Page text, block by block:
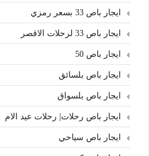
ايجار باص 33 بسعر رمزي
ايجار باص 33 لرحلات الاقصر
ايجار باص 50
ايجار باص بلسائق
ايجار باص بلسواق
ايجار باص رحلات| رحلات عيد الام
ايجار باص سياحي